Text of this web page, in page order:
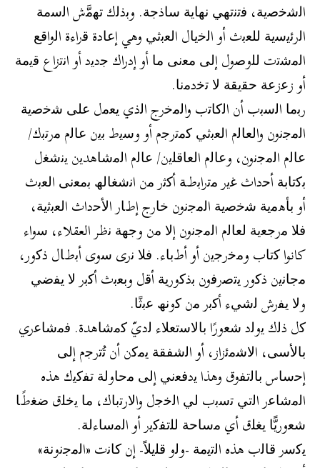
اﻟﺷﺧﺻﯾﺔ، ﻓﺗﻧﺗﮭﻲ ﻧﮭﺎﯾﺔ ﺳﺎذﺟﺔ. وﺑذﻟك ﺗﮭﻣَّش اﻟﺳﻣﺔ
اﻟرﺋﯾﺳﯾﺔ ﻟﻠﻌﺑث أو اﻟﺧﯾﺎل اﻟﻌﺑﺛﻲ وھي إﻋﺎدة ﻗراءة اﻟواﻗﻊ
اﻟﻣﺷﺗت ﻟﻠوﺻول إﻟﻰ ﻣﻌﻧﻰ ﻣﺎ أو إدراك ﺟدﯾد أو اﻧﺗزاع ﻗﯾﻣﺔ
أو زﻋزﻋﺔ ﺣﻘﯾﻘﺔ ﻻ ﺗﺧدﻣﻧﺎ.
رﺑﻣﺎ اﻟﺳﺑب أن اﻟﻛﺎﺗب واﻟﻣﺧرج اﻟذي ﯾﻌﻣل ﻋﻠﻰ ﺷﺧﺻﯾﺔ
اﻟﻣﺟﻧون واﻟﻌﺎﻟم اﻟﻌﺑﺛﻲ ﻛﻣﺗرﺟم أو وﺳﯾط ﺑﯾن ﻋﺎﻟم ﻣرﺗﺑك/
ﻋﺎﻟم اﻟﻣﺟﻧون، وﻋﺎﻟم اﻟﻌﺎﻗﻠﯾن/ ﻋﺎﻟم اﻟﻣﺷﺎھدﯾن ﯾﻧﺷﻐل
ﺑﻛﺗﺎﺑﺔ أﺣداث ﻏﯾر ﻣﺗراﺑطﺔ أﻛﺛر ﻣن اﻧﺷﻐﺎﻟﮫ ﺑﻣﻌﻧﻰ اﻟﻌﺑث
أو ﺑﺄھﻣﯾﺔ ﺷﺧﺻﯾﺔ اﻟﻣﺟﻧون ﺧﺎرج إطﺎر اﻷﺣداث اﻟﻌﺑﺛﯾﺔ،
ﻓﻼ ﻣرﺟﻌﯾﺔ ﻟﻌﺎﻟم اﻟﻣﺟﻧون إﻻ ﻣن وﺟﮭﺔ ﻧظر العقلاء، ﺳواء
كانوا ﻛﺗﺎب وﻣﺧرﺟﯾن أو أطﺑﺎء. ﻓﻼ ﻧرى ﺳوى أﺑطﺎل ذﻛور،
ﻣﺟﺎﻧﯾن ذﻛور ﯾﺗﺻرﻓون ﺑذﻛورﯾﺔ أﻗل وﺑﻌﺑث أﻛﺑر ﻻ ﯾﻔﺿﻲ
وﻻ ﯾﻔرش ﻟﺷﻲء أﻛﺑر ﻣن ﻛوﻧﮫ ﻋﺑﺛًﺎ.
ﻛل ذﻟك ﯾوﻟد ﺷﻌورًا ﺑﺎﻻﺳﺗﻌﻼء ﻟديّ ﻛﻣﺷﺎھدة. ﻓﻣﺷﺎﻋري
ﺑﺎﻷﺳﻰ، اﻻﺷﻣﺋزاز، أو اﻟﺷﻔﻘﺔ ﯾﻣﻛن أن ﺗُﺗرﺟم إﻟﻰ
إﺣﺳﺎس ﺑﺎﻟﺗﻔوق وھذا ﯾدﻓﻌﻧﻲ إﻟﻰ ﻣﺣﺎوﻟﺔ ﺗﻔﻛﯾك ھذه
اﻟﻣﺷﺎﻋر اﻟﺗﻲ ﺗﺳﺑب ﻟﻲ اﻟﺧﺟل واﻻرﺗﺑﺎك، ﻣﺎ ﯾﺧﻠق ﺿﻐطًﺎ
ﺷﻌورﯾًّﺎ ﯾﻐﻠق أي ﻣﺳﺎﺣﺔ ﻟﻠﺗﻔﻛﯾر أو اﻟﻣﺳﺎءﻟﺔ.
ﯾﻛﺳر ﻗﺎﻟب ھذه اﻟﺗﯾﻣﺔ -وﻟو ﻗﻠﯾﻼً- إن ﻛﺎﻧت «اﻟﻣﺟﻧوﻧﺔ»